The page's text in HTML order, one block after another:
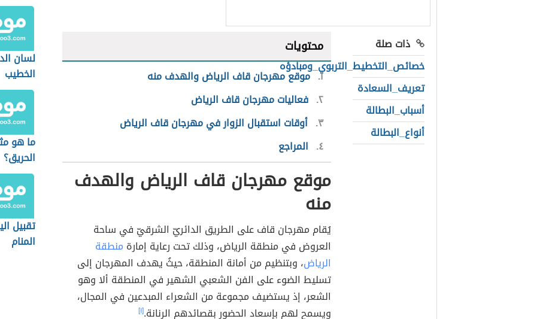
ذات صلة
خصائص_التخطيط_التربوي_ومبادؤه
تعريف_السعادة
أسباب_البطالة
أنواع_البطالة
محتويات
١ موقع مهرجان قاف الرياض والهدف منه
٢ فعاليات مهرجان قاف الرياض
٣ أوقات استقبال الزوار في مهرجان قاف الرياض
٤ المراجع
موقع مهرجان قاف الرياض والهدف
منه
يُقام مهرجان قاف على الطريق الدائريّ الشرقيّ في ساحة
العروض في منطقة الرياض، وذلك تحت رعاية إمارة منطقة
الرياض، وبتنظيم من أمانة المنطقة، حيثُ يهدف المهرجان إلى
تسليط الضوء على الفن الشعبي الشهير في المنطقة ألا وهو
الشعر، إذ يستضيف مجموعة من الشعراء المبدعين في المجال،
ويسمح لهم بإسعاد الحضور بقصائدهم الرنانة.[١]
لسان
الخطيب
ما هو
الحريق؟
تقبيل
المنام